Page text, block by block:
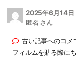
2025年6月14日
匿名 さん
古い記事へのコメ
フィルムを貼る際に